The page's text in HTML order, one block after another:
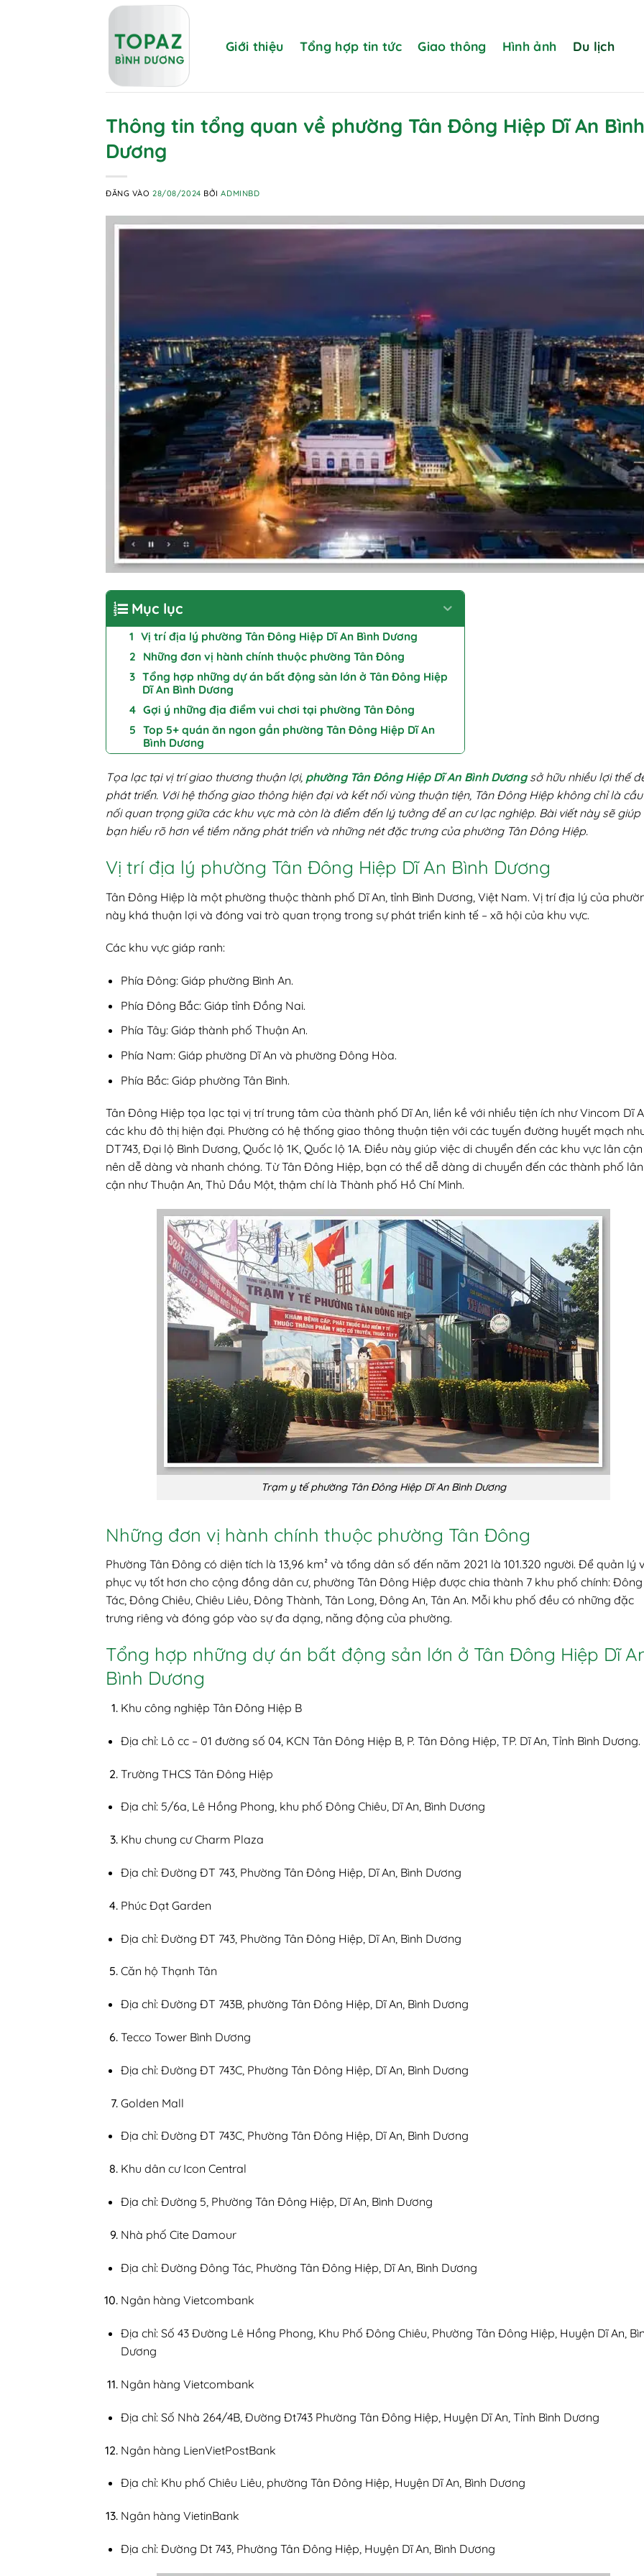
Giới thiệu Tổng hợp tin tức Giao thông Hình ảnh Du lịch
Thông tin tổng quan về phường Tân Đông Hiệp Dĩ An Bình
Dương
ĐĂNG VÀO28/08/2024 BỞIADMINBD
Mục lục
Vị trí địa lý phường Tân Đông Hiệp Dĩ An Bình Dương
Những đơn vị hành chính thuộc phường Tân Đông
Tổng hợp những dự án bất động sản lớn ở Tân Đông Hiệp
Dĩ An Bình Dương
Gợi ý những địa điểm vui chơi tại phường Tân Đông
Top 5+ quán ăn ngon gần phường Tân Đông Hiệp Dĩ An
Bình Dương
Tọa lạc tại vị trí giao thương thuận lợi, phường Tân Đông Hiệp Dĩ An Bình Dươngsở hữu nhiều lợi thế
phát triển. Với hệ thống giao thông hiện đại và kết nối vùng thuận tiện, Tân Đông Hiệp không chỉ là cầu
nối quan trọng giữa các khu vực mà còn là điểm đến lý tưởng để an cư lạc nghiệp. Bài viết này sẽ giúp
bạn hiểu rõ hơn về tiềm năng phát triển và những nét đặc trưng của phường Tân Đông Hiệp.
Vị trí địa lý phường Tân Đông Hiệp Dĩ An Bình Dương
Tân Đông Hiệp là một phường thuộc thành phố Dĩ An, tỉnh Bình Dương, Việt Nam. Vị trí địa lý của
này khá thuận lợi và đóng vai trò quan trọng trong sự phát triển kinh tế – xã hội của khu vực.
Các khu vực giáp ranh:
Phía Đông: Giáp phường Bình An.
Phía Đông Bắc: Giáp tỉnh Đồng Nai.
Phía Tây: Giáp thành phố Thuận An.
Phía Nam: Giáp phường Dĩ An và phường Đông Hòa.
Phía Bắc: Giáp phường Tân Bình.
Tân Đông Hiệp tọa lạc tại vị trí trung tâm của thành phố Dĩ An, liền kề với nhiều tiện ích như Vincom Dĩ
các khu đô thị hiện đại. Phường có hệ thống giao thông thuận tiện với các tuyến đường huyết mạch
DT743, Đại lộ Bình Dương, Quốc lộ 1K, Quốc lộ 1A. Điều này giúp việc di chuyển đến các khu vực lân
nên dễ dàng và nhanh chóng. Từ Tân Đông Hiệp, bạn có thể dễ dàng di chuyển đến các thành phố lân
cận như Thuận An, Thủ Dầu Một, thậm chí là Thành phố Hồ Chí Minh.
Trạm y tế phường Tân Đông Hiệp Dĩ An Bình Dương
Những đơn vị hành chính thuộc phường Tân Đông
Phường Tân Đông có diện tích là 13,96 km² và tổng dân số đến năm 2021 là 101.320 người. Để quản lý
phục vụ tốt hơn cho cộng đồng dân cư, phường Tân Đông Hiệp được chia thành 7 khu phố chính: Đông
Tác, Đông Chiêu, Chiêu Liêu, Đông Thành, Tân Long, Đông An, Tân An. Mỗi khu phố đều có những đặc
trưng riêng và đóng góp vào sự đa dạng, năng động của phường.
Tổng hợp những dự án bất động sản lớn ở Tân Đông Hiệp Dĩ
Bình Dương
Khu công nghiệp Tân Đông Hiệp B
Địa chỉ: Lô cc – 01 đường số 04, KCN Tân Đông Hiệp B, P. Tân Đông Hiệp, TP. Dĩ An, Tỉnh Bình Dương.
Trường THCS Tân Đông Hiệp
Địa chỉ: 5/6a, Lê Hồng Phong, khu phố Đông Chiêu, Dĩ An, Bình Dương
Khu chung cư Charm Plaza
Địa chỉ: Đường ĐT 743, Phường Tân Đông Hiệp, Dĩ An, Bình Dương
Phúc Đạt Garden
Địa chỉ: Đường ĐT 743, Phường Tân Đông Hiệp, Dĩ An, Bình Dương
Căn hộ Thạnh Tân
Địa chỉ: Đường ĐT 743B, phường Tân Đông Hiệp, Dĩ An, Bình Dương
Tecco Tower Bình Dương
Địa chỉ: Đường ĐT 743C, Phường Tân Đông Hiệp, Dĩ An, Bình Dương
Golden Mall
Địa chỉ: Đường ĐT 743C, Phường Tân Đông Hiệp, Dĩ An, Bình Dương
Khu dân cư Icon Central
Địa chỉ: Đường 5, Phường Tân Đông Hiệp, Dĩ An, Bình Dương
Nhà phố Cite Damour
Địa chỉ: Đường Đông Tác, Phường Tân Đông Hiệp, Dĩ An, Bình Dương
Ngân hàng Vietcombank
Địa chỉ: Số 43 Đường Lê Hồng Phong, Khu Phố Đông Chiêu, Phường Tân Đông Hiệp, Huyện Dĩ An,
Dương
Ngân hàng Vietcombank
Địa chỉ: Số Nhà 264/4B, Đường Đt743 Phường Tân Đông Hiệp, Huyện Dĩ An, Tỉnh Bình Dương
Ngân hàng LienVietPostBank
Địa chỉ: Khu phố Chiêu Liêu, phường Tân Đông Hiệp, Huyện Dĩ An, Bình Dương
Ngân hàng VietinBank
Địa chỉ: Đường Dt 743, Phường Tân Đông Hiệp, Huyện Dĩ An, Bình Dương